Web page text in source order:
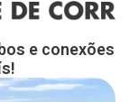
e conexões